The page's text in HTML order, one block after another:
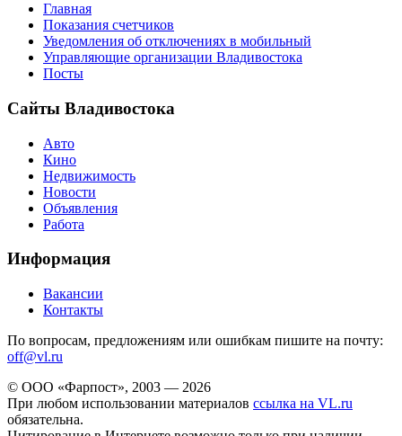
Главная
Показания счетчиков
Уведомления об отключениях в мобильный
Управляющие организации Владивостока
Посты
Сайты Владивостока
Авто
Кино
Недвижимость
Новости
Объявления
Работа
Информация
Вакансии
Контакты
По вопросам, предложениям или ошибкам пишите на почту:
off@vl.ru
© ООО «Фарпост», 2003 — 2026
При любом использовании материалов ссылка на VL.ru
обязательна.